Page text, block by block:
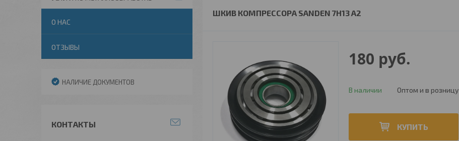
ШКИВ КОМПРЕССОРА SANDEN 7H13 A2
180 руб.
В наличии Оптом и в розницу
КУПИТЬ
О НАС
ОТЗЫВЫ
НАЛИЧИЕ ДОКУМЕНТОВ
КОНТАКТЫ